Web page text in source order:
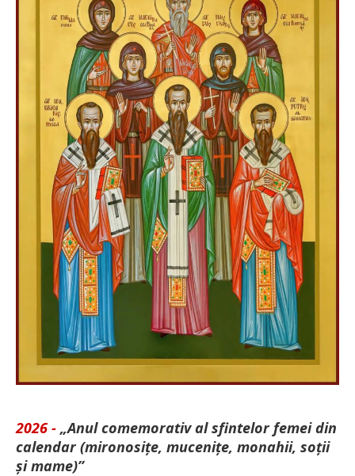
2026 - „Anul comemorativ al sfintelor femei din
calendar (mironosițe, mu­cenițe, monahii, soții
și mame)”